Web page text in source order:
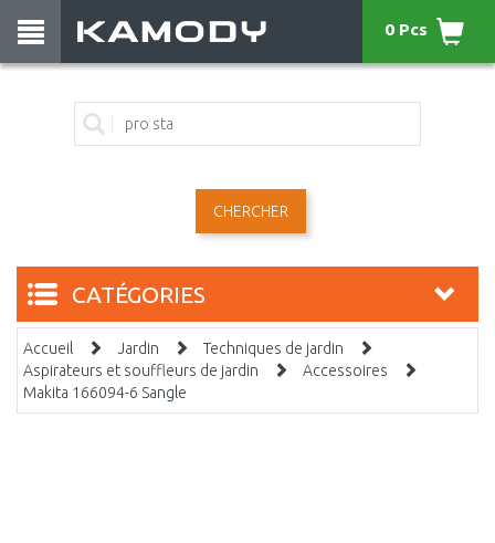
CHERCHER
0 Pcs
CATÉGORIES
Accueil Jardin
Techniques de jardin
Aspirateurs et souffleurs de jardin
Accessoires
Makita 166094-6 Sangle